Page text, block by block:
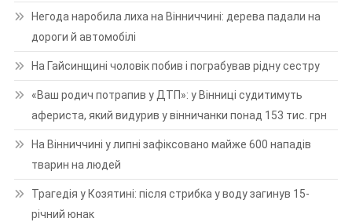
Негода наробила лиха на Вінниччині: дерева падали на
дороги й автомобілі
На Гайсинщині чоловік побив і пограбував рідну сестру
«Ваш родич потрапив у ДТП»: у Вінниці судитимуть
афериста, який видурив у вінничанки понад 153 тис. грн
На Вінниччині у липні зафіксовано майже 600 нападів
тварин на людей
Трагедія у Козятині: після стрибка у воду загинув 15-
річний юнак